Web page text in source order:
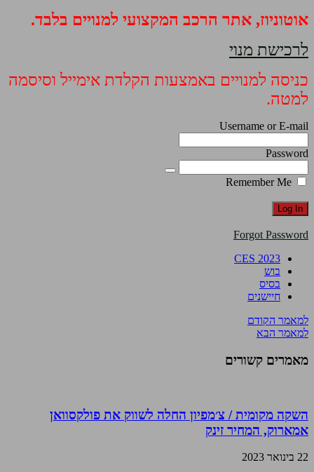
אוטוניוז, אתר הרכב המקצועי למנויים בלבד.
לרכישת מנוי
כניסה למנויים באמצעות הקלדת אימייל וסיסמה
למטה.
Username or E-mail
Password
Forgot Password
CES 2023
בוש
בסיס
חיישנים
למאמר הקודם
למאמר הבא
מאמרים קשורים
השקה מקומית / צ׳מפיון החלה לשווק את פולקסוואן
אמארוק, המחיר זינק
22 בינואר 2023